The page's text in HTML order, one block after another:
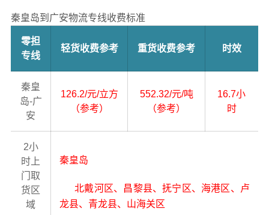
秦皇岛到广安物流专线收费标准
零担
专线
轻货收费参考 重货收费参考 时效
秦皇
岛-广
安
126.2/元/立方
（参考）
552.32/元/吨
（参考）
16.7小
时
2小
时上
门取
货区
域
秦皇岛
北戴河区、昌黎县、抚宁区、海港区、卢
龙县、青龙县、山海关区